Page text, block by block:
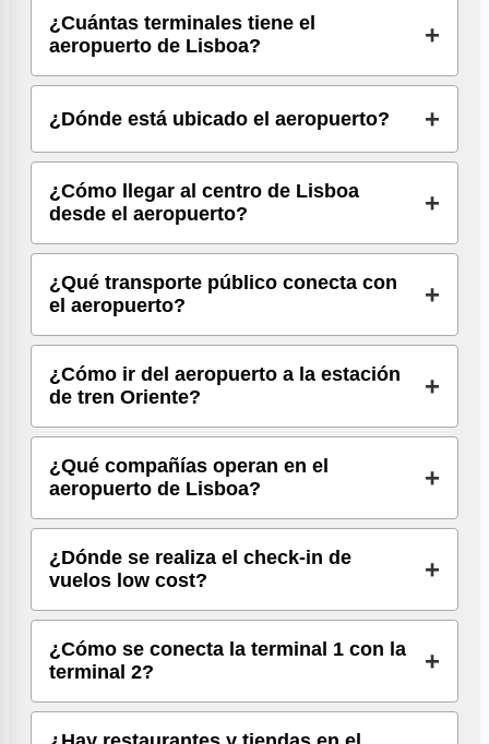
¿Cuántas terminales tiene el
aeropuerto de Lisboa?
¿Dónde está ubicado el aeropuerto?
¿Cómo llegar al centro de Lisboa
desde el aeropuerto?
¿Qué transporte público conecta con
el aeropuerto?
¿Cómo ir del aeropuerto a la estación
de tren Oriente?
¿Qué compañías operan en el
aeropuerto de Lisboa?
¿Dónde se realiza el check-in de
vuelos low cost?
¿Cómo se conecta la terminal 1 con la
terminal 2?